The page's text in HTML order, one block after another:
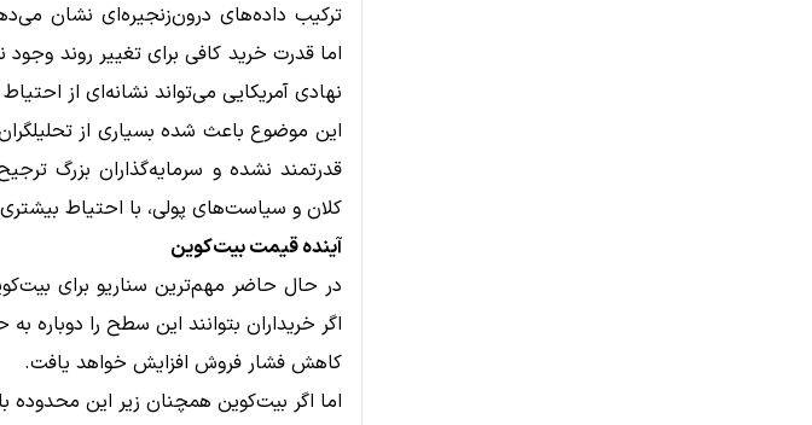
ترکیب داده‌های درون‌زنجیره‌ای نشان
اما قدرت خرید کافی برای تغییر روند
نهادی آمریکایی می‌تواند نشانه‌ای از
این موضوع باعث شده بسیاری از
قدرتمند نشده و سرمایه‌گذاران بزرگ
کلان و سیاست‌های پولی، با احتیاط
آینده قیمت بیت‌کوین
اگر خریداران بتوانند این سطح را دوباره
کاهش فشار فروش افزایش خواهد یافت.
اما اگر بیت‌کوین همچنان زیر این محدوده